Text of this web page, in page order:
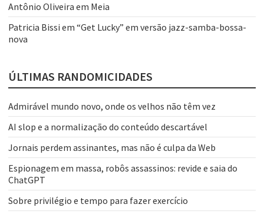
Antônio Oliveira em Meia
Patricia Bissi em “Get Lucky” em versão jazz-samba-bossa-
nova
ÚLTIMAS RANDOMICIDADES
Admirável mundo novo, onde os velhos não têm vez
AI slop e a normalização do conteúdo descartável
Jornais perdem assinantes, mas não é culpa da Web
Espionagem em massa, robôs assassinos: revide e saia do
ChatGPT
Sobre privilégio e tempo para fazer exercício